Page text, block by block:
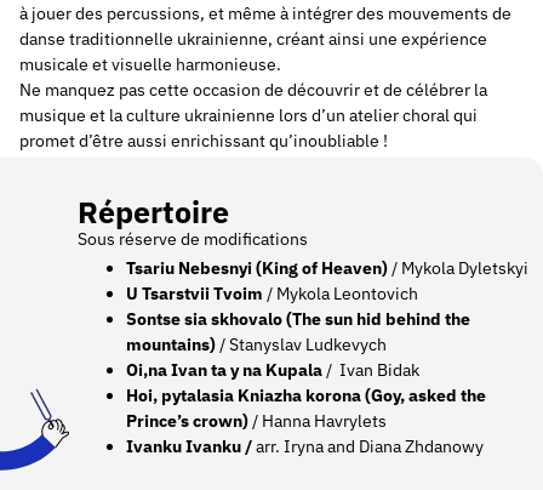
à jouer des percussions, et même à intégrer des mouvements de
danse traditionnelle ukrainienne, créant ainsi une expérience
musicale et visuelle harmonieuse.
Ne manquez pas cette occasion de découvrir et de célébrer la
musique et la culture ukrainienne lors d’un atelier choral qui
promet d’être aussi enrichissant qu’inoubliable !
Répertoire
Sous réserve de modifications
Tsariu Nebesnyi (King of Heaven) / Mykola Dyletskyi
U Tsarstvii Tvoim / Mykola Leontovich
Sontse sia skhovalo (The sun hid behind the
mountains) / Stanyslav Ludkevych
Oi,na Ivan ta y na Kupala / Ivan Bidak
Hoi, pytalasia Kniazha korona (Goy, asked the
Prince’s crown) / Hanna Havrylets
Ivanku Ivanku /arr. Iryna and Diana Zhdanowy